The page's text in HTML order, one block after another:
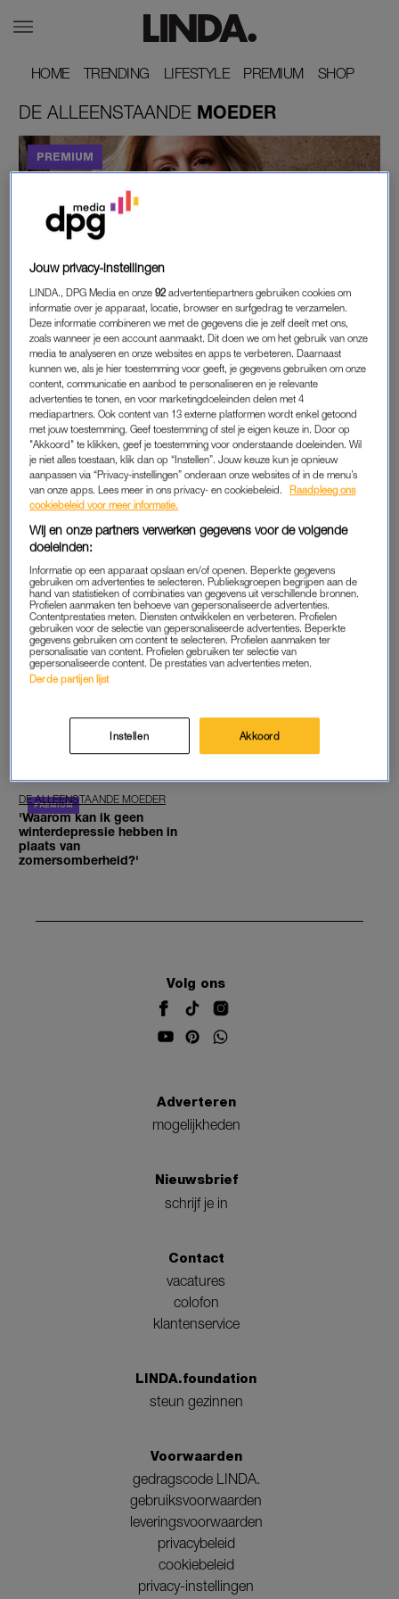
HOME
HOME TRENDING
TRENDING LIFESTYLE
LIFESTYLE PREMIUM
PREMIUM SHOP
SHOP
DE ALLEENSTAANDE MOEDER
DE ALLEENSTAANDE MOEDER
'LUUK WORDT GROOT, EN DAT IS GOED,
MAAR HET BETEKENT OOK DAT ER EEN
HELEBOEL LAATSTE KEREN AAN GAAN
KOMEN'
DE ALLEENSTAANDE MOEDER
'Zweetplekken. Ik had ze 365
dagen per jaar, van elleboog
tot taille'
DE ALLEENSTAANDE MOEDER
'Wat ik niet hoop te doen op
vakantie is janken, toch is
het nu weer raak'
DE ALLEENSTAANDE MOEDER
'Wat betreft mannenkleding:
strakke korte broeken
moeten we gewoon niet
willen'
DE ALLEENSTAANDE MOEDER
opbrengen. Luuks vragen,
het avondeten, de werkdruk;
tekort'
DE ALLEENSTAANDE MOEDER
'Mijn zoon is verwend, ik ben
de eerste die dat toegeeft'
DE ALLEENSTAANDE MOEDER
''Jij ruikt nooit lekker', mokt
Luuk terwijl hij zelf als een
Gucci-bom naar buiten
komt'
'Iets beters dan die eerste
keer zoenen bestaat niet.
Bam, instant slappe knieën'
'Ik hou niet van natafelen, er
bestaat geen ergere zin dan:
'Zullen we nog één wijntje
doen?''
DE ALLEENSTAANDE MOEDER
'Waarom kan ik geen
winterdepressie hebben in
plaats van
zomersomberheid?'
Volg ons
Adverteren
mogelijkheden
Nieuwsbrief
schrijf je in
Contact
vacatures
colofon
klantenservice
LINDA.foundation
steun gezinnen
Voorwaarden
gedragscode LINDA.
gebruiksvoorwaarden
leveringsvoorwaarden
privacybeleid
cookiebeleid
privacy-instellingen
Jouw privacy-instellingen
LINDA., DPG Media en onze92 advertentiepartners gebruiken cookies om
informatie over je apparaat, locatie, browser en surfgedrag te verzamelen.
Deze informatie combineren we met de gegevens die je zelf deelt met ons,
zoals wanneer je een account aanmaakt. Dit doen we om het gebruik van onze
media te analyseren en onze websites en apps te verbeteren. Daarnaast
kunnen we, als je hier toestemming voor geeft, je gegevens gebruiken om onze
content, communicatie en aanbod te personaliseren en je relevante
advertenties te tonen, en voor marketingdoeleinden delen met 4
mediapartners. Ook content van 13 externe platformen wordt enkel getoond
met jouw toestemming. Geef toestemming of stel je eigen keuze in. Door op
"Akkoord" te klikken, geef je toestemming voor onderstaande doeleinden. Wil
je niet alles toestaan, klik dan op “Instellen”. Jouw keuze kun je opnieuw
aanpassen via “Privacy-instellingen” onderaan onze websites of in de menu’s
van onze apps. Lees meer in ons privacy- en cookiebeleid.
Raadpleeg ons
cookiebeleid voor meer informatie.
Wij en onze partners verwerken gegevens voor de volgende
doeleinden:
Informatie op een apparaat opslaan en/of openen. Beperkte gegevens
gebruiken om advertenties te selecteren. Publieksgroepen begrijpen aan de
hand van statistieken of combinaties van gegevens uit verschillende bronnen.
Profielen aanmaken ten behoeve van gepersonaliseerde advertenties.
Contentprestaties meten. Diensten ontwikkelen en verbeteren. Profielen
gebruiken voor de selectie van gepersonaliseerde advertenties. Beperkte
gegevens gebruiken om content te selecteren. Profielen aanmaken ter
personalisatie van content. Profielen gebruiken ter selectie van
gepersonaliseerde content. De prestaties van advertenties meten.
Derde partijen lijst
Instellen Akkoord